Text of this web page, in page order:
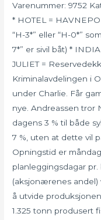
Varenummer: 9752
* HOTEL =
“H-3*” eller “H-0*”
7*” er sivil båt) *
JULIET =
Kriminalavdelingen i
under Charlie. Får
nye. Andreassen tror
dagens 3 % til både
7 %, uten at dette vil
Opningstid er
planleggingsdagar pr.
(aksjonærenes andel)
å utvide
1.325 tonn produsert